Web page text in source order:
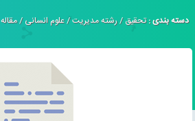
دسته بندی :تحقیق/رشته مدیریت/علوم انسانی/مقاله